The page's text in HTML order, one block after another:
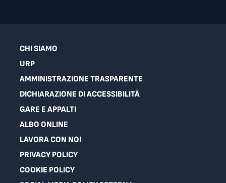
CHI SIAMO
URP
AMMINISTRAZIONE TRASPARENTE
DICHIARAZIONE DI ACCESSIBILITÀ
GARE E APPALTI
ALBO ONLINE
LAVORA CON NOI
PRIVACY POLICY
COOKIE POLICY